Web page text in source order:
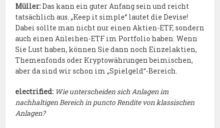
Müller:Das kann ein guter Anfang sein und reicht
tatsächlich aus. „Keep it simple“ lautet die Devise!
Dabei sollte man nicht nur einen Aktien-ETF, sondern
auch einen Anleihen-ETF im Portfolio haben. Wenn
Sie Lust haben, können Sie dann noch Einzelaktien,
Themenfonds oder Kryptowährungen beimischen,
aber da sind wir schon im „Spielgeld“-Bereich.
electrified: Wie unterscheiden sich Anlagen im
nachhaltigen Bereich in puncto Rendite von klassischen
Anlagen?